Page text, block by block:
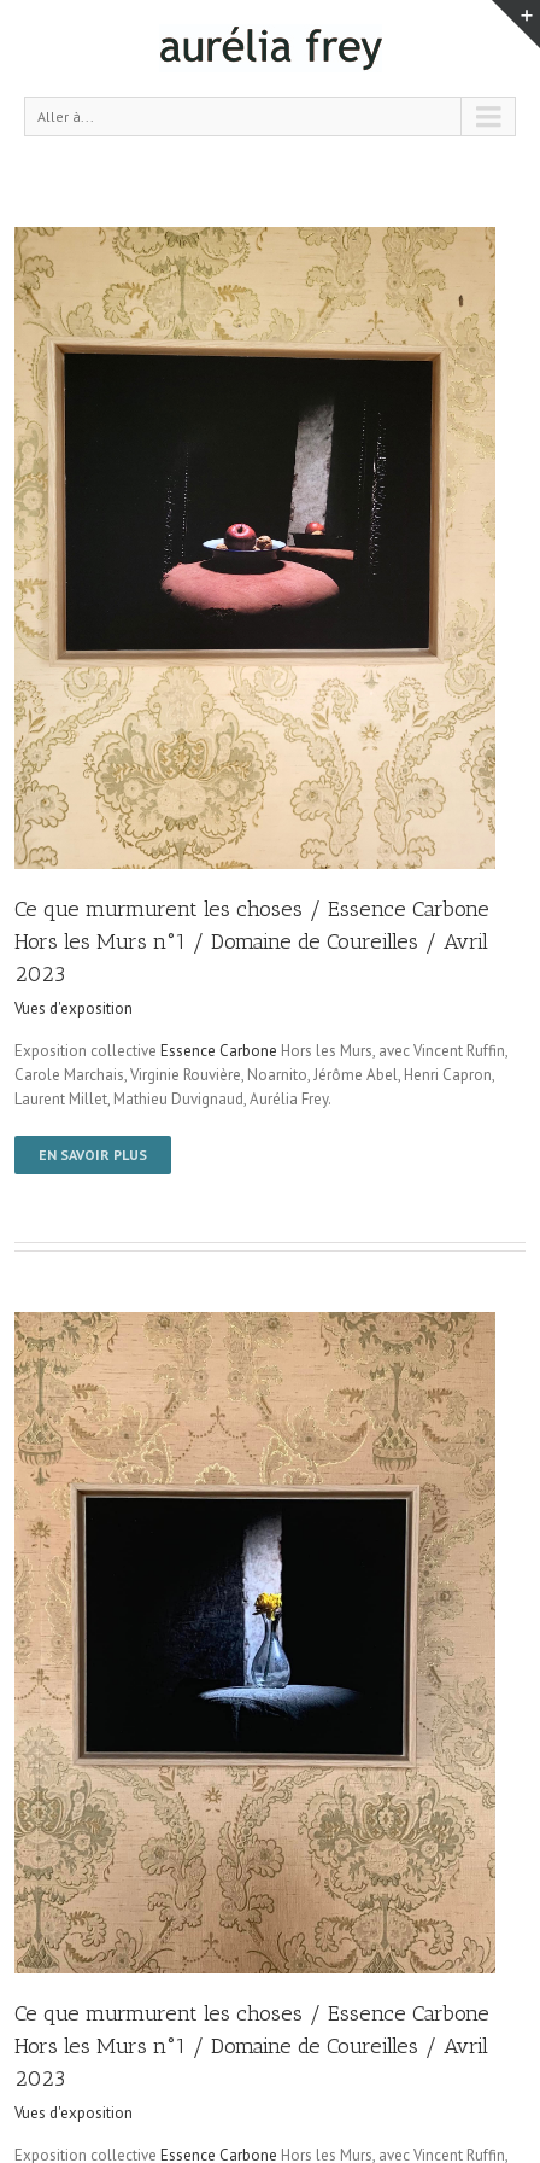
Aller à...
Ce que murmurent les choses / Essence Carbone
Hors les Murs n°1 / Domaine de Coureilles / Avril
2023
Vues d'exposition
Exposition collective Essence Carbone Hors les Murs, avec Vincent Ruffin,
Carole Marchais, Virginie Rouvière, Noarnito, Jérôme Abel, Henri Capron,
Laurent Millet, Mathieu Duvignaud, Aurélia Frey.
EN SAVOIR PLUS
Ce que murmurent les choses / Essence Carbone
Hors les Murs n°1 / Domaine de Coureilles / Avril
2023
Vues d'exposition
Exposition collective Essence Carbone Hors les Murs, avec Vincent Ruffin,